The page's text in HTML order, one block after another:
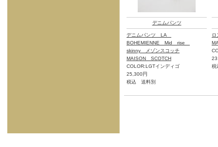
デニムパンツ
デニムパンツ LA
BOHEMIENNE Mid rise
skinny メゾンスコッチ
MAISON SCOTCH
COLOR:LGTインディゴ
25,300円
税込 送料別
税